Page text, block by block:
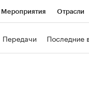
Мероприятия Отрасли
Передачи Последние